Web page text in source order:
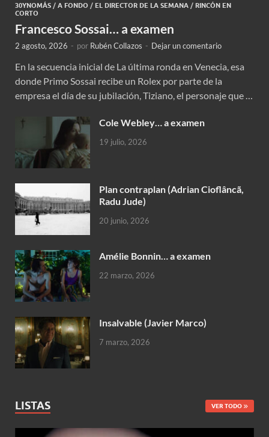
30YNOMÁS / A FONDO / EL DIRECTOR DE LA SEMANA / RINCÓN EN
CORTO
Francesco Sossai… a examen
2 agosto, 2026 - por Rubén Collazos - Dejar un comentario
En la secuencia inicial de La última ronda en Venecia, esa
donde Primo Sossai recibe un Rolex por parte de la
empresa el día de su jubilación, Tiziano, el personaje que …
Cole Webley… a examen
19 julio, 2026
Plan contraplan (Adrian Cioflâncã,
Radu Jude)
20 junio, 2026
Amélie Bonnin… a examen
22 marzo, 2026
Insalvable (Javier Marco)
7 marzo, 2026
LISTAS VER TODO